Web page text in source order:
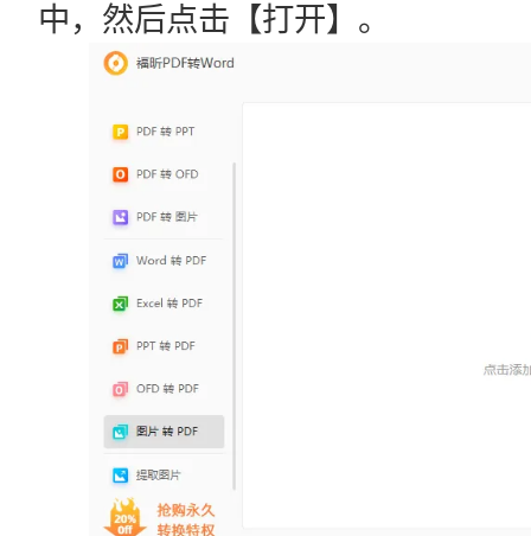
中，然后点击【打开】。